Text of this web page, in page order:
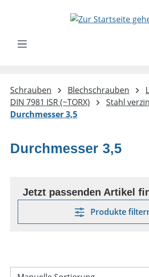
Zum Hauptinhalt springen
Schrauben Blechschrauben
DIN 7981 ISR (~TORX)
Stahl
Durchmesser 3,5
Durchmesser 3,5
Produkte